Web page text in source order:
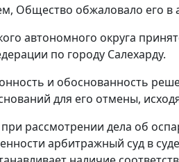
Общество обжаловало его в
автономного округа
по городу Салехарду.
и обоснованность
для его отмены,
рассмотрении дела об
арбитражный суд в